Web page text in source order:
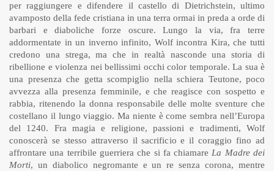
per raggiungere e difendere il castello di Dietrichstein, ultimo
avamposto della fede cristiana in una terra ormai in preda a orde di
barbari e diaboliche forze oscure. Lungo la via, fra terre
addormentate in un inverno infinito, Wolf incontra Kira, che tutti
credono una strega, ma che in realtà nasconde una storia di
ribellione e violenza nei bellissimi occhi color temporale. La sua è
una presenza che getta scompiglio nella schiera Teutone, poco
avvezza alla presenza femminile, e che reagisce con sospetto e
rabbia, ritenendo la donna responsabile delle molte sventure che
costellano il lungo viaggio. Ma niente è come sembra nell’Europa
del 1240. Fra magia e religione, passioni e tradimenti, Wolf
conoscerà se stesso attraverso il sacrificio e il coraggio fino ad
affrontare una terribile guerriera che si fa chiamare La Madre dei
Morti, un diabolico negromante e un re senza corona, mentre